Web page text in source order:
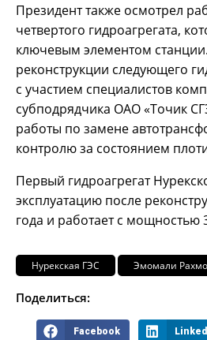
Президент также осмотрел
четвертого гидроагрегата,
ключевым элементом
реконструкции следующего
с участием специалистов
субподрядчика ОАО «Точик
работы по замене
контролю за состоянием
Первый гидроагрегат
эксплуатацию после
года и работает с мощностью
Нурекская ГЭС Эмомали
Поделиться:
Facebook